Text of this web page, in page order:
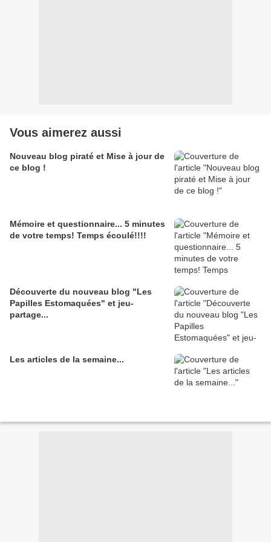
Vous aimerez aussi
Nouveau blog piraté et Mise à jour de
ce blog !
Mémoire et questionnaire... 5 minutes
de votre temps! Temps écoulé!!!!
Découverte du nouveau blog "Les
Papilles Estomaquées" et jeu-
partage...
Les articles de la semaine...